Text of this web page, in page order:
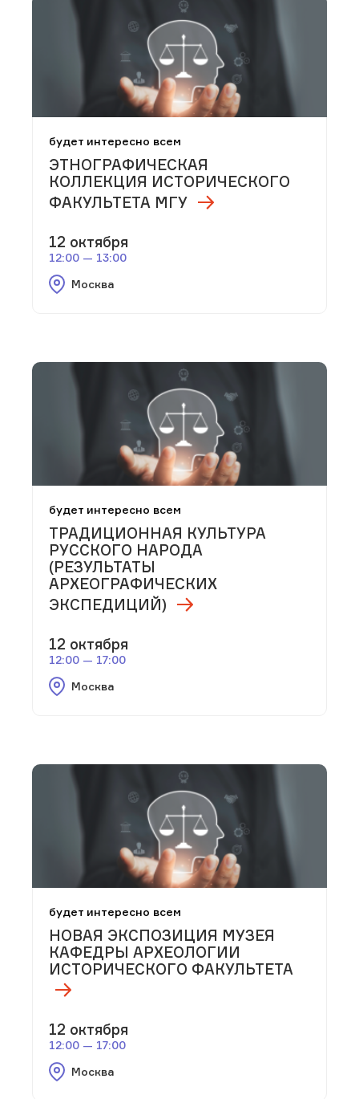
будет интересно всем
ЭТНОГРАФИЧЕСКАЯ
КОЛЛЕКЦИЯ ИСТОРИЧЕСКОГО
ФАКУЛЬТЕТА МГУ
12 октября
12:00 — 13:00
Москва
будет интересно всем
ТРАДИЦИОННАЯ КУЛЬТУРА
РУССКОГО НАРОДА
(РЕЗУЛЬТАТЫ
АРХЕОГРАФИЧЕСКИХ
ЭКСПЕДИЦИЙ)
12 октября
12:00 — 17:00
Москва
будет интересно всем
НОВАЯ ЭКСПОЗИЦИЯ МУЗЕЯ
КАФЕДРЫ АРХЕОЛОГИИ
ИСТОРИЧЕСКОГО ФАКУЛЬТЕТА
12 октября
12:00 — 17:00
Москва